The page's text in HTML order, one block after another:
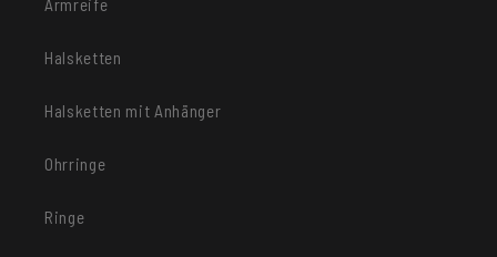
Armreife
Halsketten
Halsketten mit Anhänger
Ohrringe
Ringe